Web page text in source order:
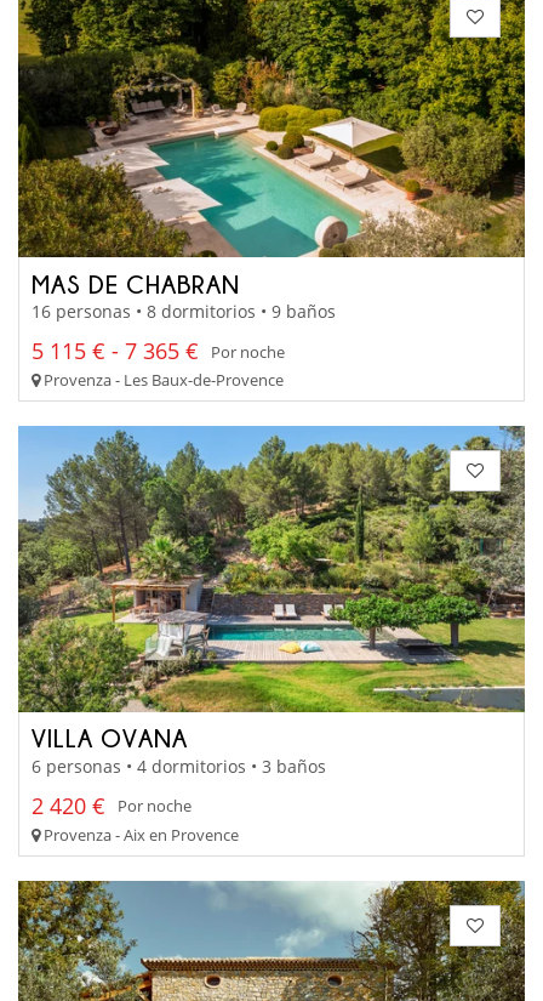
MAS DE CHABRAN
16 personas • 8 dormitorios • 9 baños
5 115 € - 7 365 €
Por noche
Provenza - Les Baux-de-Provence
VILLA OVANA
6 personas • 4 dormitorios • 3 baños
2 420 €
Por noche
Provenza - Aix en Provence